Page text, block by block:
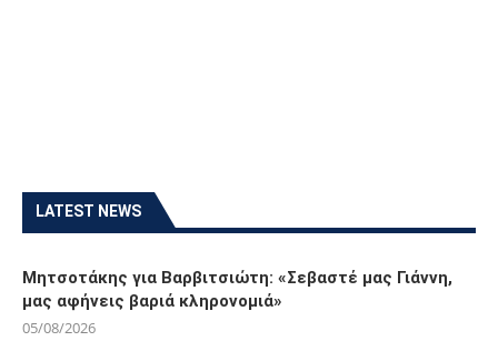
LATEST NEWS
Μητσοτάκης για Βαρβιτσιώτη: «Σεβαστέ μας Γιάννη,
μας αφήνεις βαριά κληρονομιά»
05/08/2026